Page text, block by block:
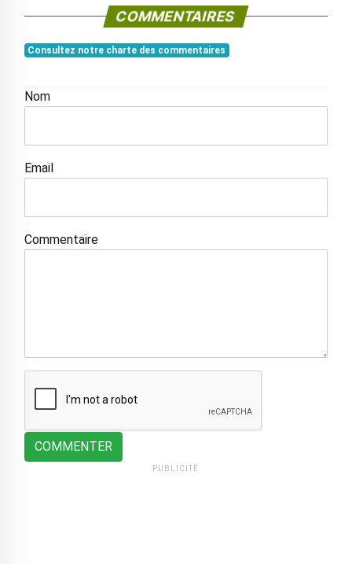
COMMENTAIRES
Consultez notre charte des commentaires
Nom
Email
Commentaire
COMMENTER
PUBLICITÉ